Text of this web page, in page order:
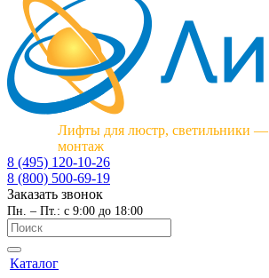
Лифты для люстр, светильники —
монтаж
8 (495) 120-10-26
8 (800) 500-69-19
Заказать звонок
Пн. – Пт.: с 9:00 до 18:00
Каталог